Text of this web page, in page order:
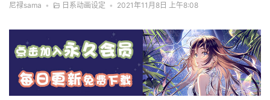
尼禄sama • 日系动画设定 • 2021年11月8日 上午8:08